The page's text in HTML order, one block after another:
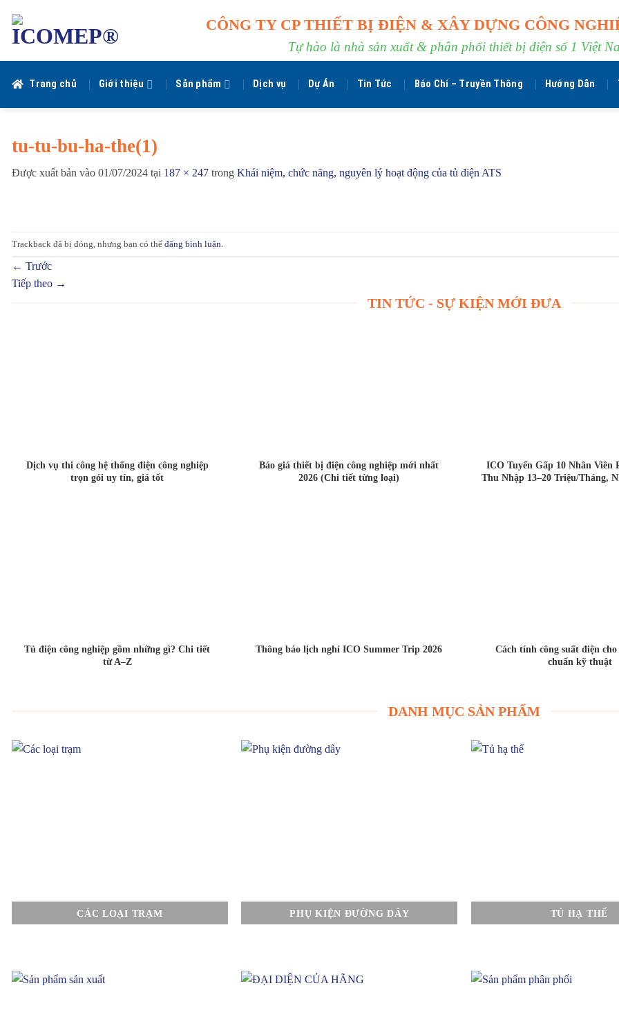
qua
nội
dung
CÔNG TY CP THIẾT BỊ ĐIỆN & XÂY DỰNG CÔNG
Tự hào là nhà sản xuất & phân phối thiết bị điện số 1 Việt
Trang chủ Giới thiệu Sản phẩm Dịch vụ Dự Án Tin Tức Báo Chí – Truyền Thông Hướng Dẫn
tu-tu-bu-ha-the(1)
Được xuất bản vào 01/07/2024 tại 187 × 247 trong Khái niệm, chức năng, nguyên lý hoạt động của tủ điện ATS
Trackback đã bị đóng, nhưng bạn có thể đăng bình luận
← Trước
Tiếp theo →
TIN TỨC - SỰ KIỆN MỚI ĐƯA
Dịch vụ thi công hệ thống điện công nghiệp
trọn gói uy tín, giá tốt
Báo giá thiết bị điện công nghiệp mới nhất
2026 (Chi tiết từng loại)
ICO Tuyển Gấp 10 Nhân Viên
Thu Nhập 13–20 Triệu/Tháng,
Tủ điện công nghiệp gồm những gì? Chi tiết
từ A–Z
Thông báo lịch nghỉ ICO Summer Trip 2026
Cách tính công suất điện
chuẩn kỹ thuật
DANH MỤC SẢN PHẨM
CÁC LOẠI TRẠM PHỤ KIỆN ĐƯỜNG DÂY TỦ HẠ THẾ